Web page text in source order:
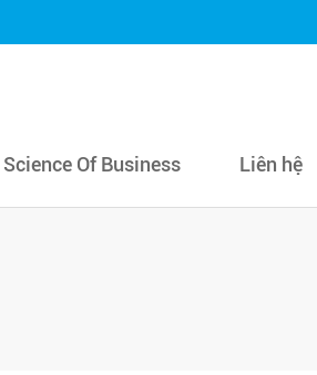
Science Of Business Liên hệ